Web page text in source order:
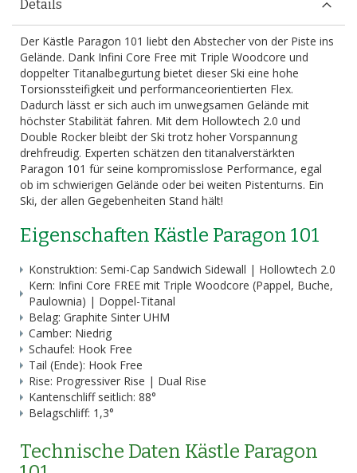
Details
Der Kästle Paragon 101 liebt den Abstecher von der Piste ins
Gelände. Dank Infini Core Free mit Triple Woodcore und
doppelter Titanalbegurtung bietet dieser Ski eine hohe
Torsionssteifigkeit und performanceorientierten Flex.
Dadurch lässt er sich auch im unwegsamen Gelände mit
höchster Stabilität fahren. Mit dem Hollowtech 2.0 und
Double Rocker bleibt der Ski trotz hoher Vorspannung
drehfreudig. Experten schätzen den titanalverstärkten
Paragon 101 für seine kompromisslose Performance, egal
ob im schwierigen Gelände oder bei weiten Pistenturns. Ein
Ski, der allen Gegebenheiten Stand hält!
Eigenschaften Kästle Paragon 101
Konstruktion: Semi-Cap Sandwich Sidewall | Hollowtech 2.0
Kern: Infini Core FREE mit Triple Woodcore (Pappel, Buche,
Paulownia) | Doppel-Titanal
Belag: Graphite Sinter UHM
Camber: Niedrig
Schaufel: Hook Free
Tail (Ende): Hook Free
Rise: Progressiver Rise | Dual Rise
Kantenschliff seitlich: 88°
Belagschliff: 1,3°
Technische Daten Kästle Paragon